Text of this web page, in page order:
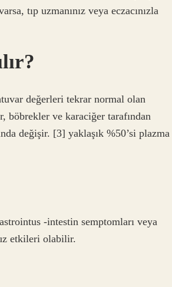
tıp uzmanınız veya eczacınızla
değerleri tekrar normal olan
böbrekler ve karaciğer tarafından
değişir. [3] yaklaşık %50’si plazma
-intestin semptomları veya
etkileri olabilir.